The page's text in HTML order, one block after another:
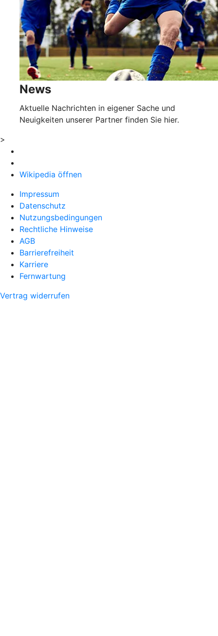
News
Aktuelle Nachrichten in eigener Sache und
Neuigkeiten unserer Partner finden Sie hier.
>
Wikipedia öffnen
Impressum
Datenschutz
Nutzungsbedingungen
Rechtliche Hinweise
AGB
Barrierefreiheit
Karriere
Fernwartung
Vertrag widerrufen